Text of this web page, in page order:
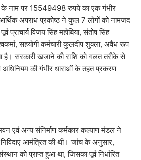
के नाम पर 15549498 रुपये का एक गंभीर
अपराध प्रकोष्ठ ने कुल 7 लोगों को नामजद
विजय सिंह महोबिया, संतोष सिंह
सहयोगी कर्मचारी कुलदीप शुक्ला, अवैध रूप
है। सरकारी खजाने की राशि को गलत तरीके से
अधिनियम की गंभीर धाराओं के तहत प्रकरण
एवं अन्य संनिर्माण कर्मकार कल्याण मंडल ने
आमंत्रित की थीं। जांच के अनुसार,
को प्राप्त हुआ था, जिसका पूर्व निर्धारित